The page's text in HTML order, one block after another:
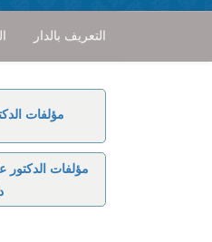
التعريف بالدار
مؤلفات
مؤلفات الدكتور